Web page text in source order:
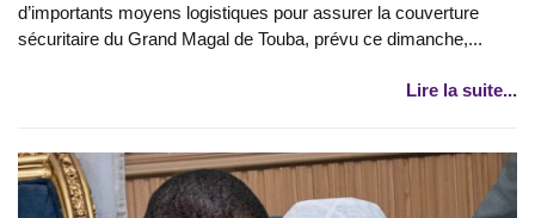
d’importants moyens logistiques pour assurer la couverture
sécuritaire du Grand Magal de Touba, prévu ce dimanche,...
Lire la suite...